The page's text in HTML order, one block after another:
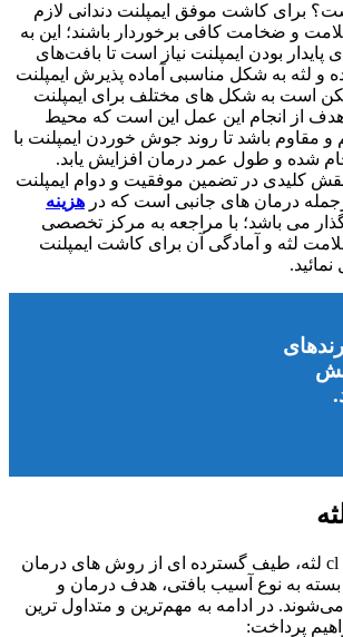
برای کاشت موفق ایمپلنت دندانی لازم
و ضخامت کافی برخوردار باشند؛ این به
پایدار بودن ایمپلنت نیاز است تا بافت‌های
و لثه به شکل مناسبی آماده پذیرش ایمپلنت
است به شکل های مختلف برای ایمپلنت
هدف از انجام این عمل این است که محیط
و مقاوم باشد تا روند جوش خوردن ایمپلنت با
شده و طول عمر درمان افزایش یابد.
نقش کلیدی در تضمین موفقیت و دوام ایمپلنت
هزینه
گذار می باشد؛ با مراجعه به مرکز تخصصی
سلامت لثه و آمادگی آن برای کاشت ایمپلنت
جراحی لثه یا جراحی cl لثه، طیف گسترده ای از روش های درمان
به نوع آسیب بافتی، هدف درمان و
در ادامه به مهم‌ترین و متداول ترین
پرداخت: